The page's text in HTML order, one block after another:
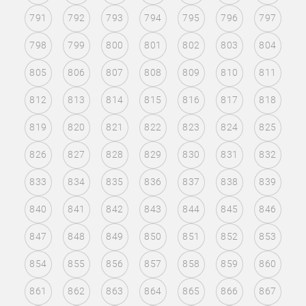
791 792 793 794 795 796 797
798 799 800 801 802 803 804
805 806 807 808 809 810 811
812 813 814 815 816 817 818
819 820 821 822 823 824 825
826 827 828 829 830 831 832
833 834 835 836 837 838 839
840 841 842 843 844 845 846
847 848 849 850 851 852 853
854 855 856 857 858 859 860
861 862 863 864 865 866 867